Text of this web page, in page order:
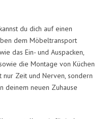
du dich auf einen
dem Möbeltransport
das Ein- und Auspacken,
die Montage von Küchen
nur Zeit und Nerven, sondern
deinem neuen Zuhause